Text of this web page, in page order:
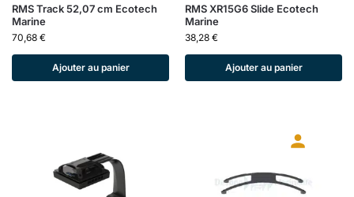
RMS Track 52,07 cm Ecotech
Marine
70,68 €
Ajouter au panier
RMS XR15G6 Slide Ecotech
Marine
38,28 €
Ajouter au panier